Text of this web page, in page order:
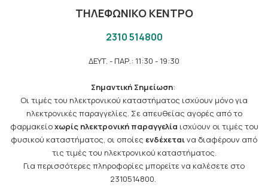
ΤΗΛΕΦΩΝΙΚΟ ΚΕΝΤΡΟ
2310 514800
ΔΕΥΤ. - ΠΑΡ.: 11:30 - 19:30
Σημαντική Σημείωση:
Οι τιμές του ηλεκτρονικού καταστήματος ισχύουν μόνο για
ηλεκτρονικές παραγγελίες. Σε απευθείας αγορές από το
φαρμακείοχωρίς ηλεκτρονική παραγγελία ισχύουν οι τιμές του
φυσικού καταστήματος, οι οποίες ενδέχεταινα διαφέρουν από
τις τιμές του ηλεκτρονικού καταστήματος.
Για περισσότερες πληροφορίες μπορείτε να καλέσετε στο
2310514800.